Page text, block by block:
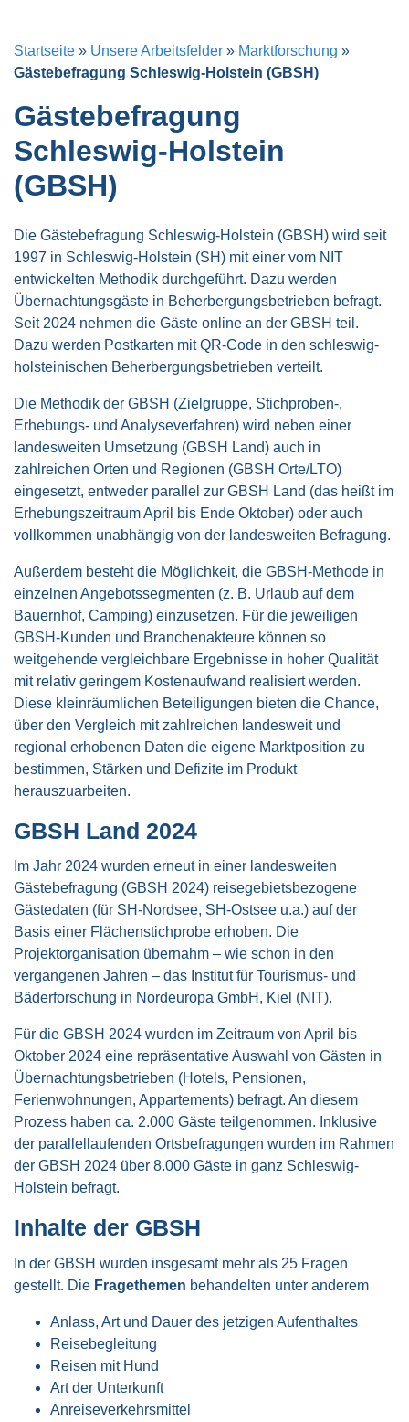
Startseite » Unsere Arbeitsfelder » Marktforschung »
Gästebefragung Schleswig-Holstein (GBSH)
Gästebefragung
Schleswig-Holstein
(GBSH)
Die Gästebefragung Schleswig-Holstein (GBSH) wird seit
1997 in Schleswig-Holstein (SH) mit einer vom NIT
entwickelten Methodik durchgeführt. Dazu werden
Übernachtungsgäste in Beherbergungsbetrieben befragt.
Seit 2024 nehmen die Gäste online an der GBSH teil.
Dazu werden Postkarten mit QR-Code in den schleswig-
holsteinischen Beherbergungsbetrieben verteilt.
Die Methodik der GBSH (Zielgruppe, Stichproben-,
Erhebungs- und Analyseverfahren) wird neben einer
landesweiten Umsetzung (GBSH Land) auch in
zahlreichen Orten und Regionen (GBSH Orte/LTO)
eingesetzt, entweder parallel zur GBSH Land (das heißt im
Erhebungszeitraum April bis Ende Oktober) oder auch
vollkommen unabhängig von der landesweiten Befragung.
Außerdem besteht die Möglichkeit, die GBSH-Methode in
einzelnen Angebotssegmenten (z. B. Urlaub auf dem
Bauernhof, Camping) einzusetzen. Für die jeweiligen
GBSH-Kunden und Branchenakteure können so
weitgehende vergleichbare Ergebnisse in hoher Qualität
mit relativ geringem Kostenaufwand realisiert werden.
Diese kleinräumlichen Beteiligungen bieten die Chance,
über den Vergleich mit zahlreichen landesweit und
regional erhobenen Daten die eigene Marktposition zu
bestimmen, Stärken und Defizite im Produkt
herauszuarbeiten.
GBSH Land 2024
Im Jahr 2024 wurden erneut in einer landesweiten
Gästebefragung (GBSH 2024) reisegebietsbezogene
Gästedaten (für SH-Nordsee, SH-Ostsee u.a.) auf der
Basis einer Flächenstichprobe erhoben. Die
Projektorganisation übernahm – wie schon in den
vergangenen Jahren – das Institut für Tourismus- und
Bäderforschung in Nordeuropa GmbH, Kiel (NIT).
Für die GBSH 2024 wurden im Zeitraum von April bis
Oktober 2024 eine repräsentative Auswahl von Gästen in
Übernachtungsbetrieben (Hotels, Pensionen,
Ferienwohnungen, Appartements) befragt. An diesem
Prozess haben ca. 2.000 Gäste teilgenommen. Inklusive
der parallellaufenden Ortsbefragungen wurden im Rahmen
der GBSH 2024 über 8.000 Gäste in ganz Schleswig-
Holstein befragt.
Inhalte der GBSH
In der GBSH wurden insgesamt mehr als 25 Fragen
gestellt. Die Fragethemen behandelten unter anderem
Anlass, Art und Dauer des jetzigen Aufenthaltes
Reisebegleitung
Reisen mit Hund
Art der Unterkunft
Anreiseverkehrsmittel